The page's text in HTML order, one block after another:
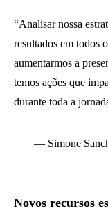
“Analisar nossa
resultados em todos
aumentarmos a
temos ações que
durante toda a
— Simone
Novos recursos